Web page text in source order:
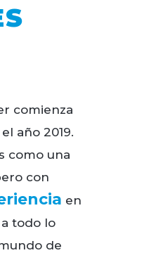
comienza
año 2019.
como una
con
en
todo lo
de